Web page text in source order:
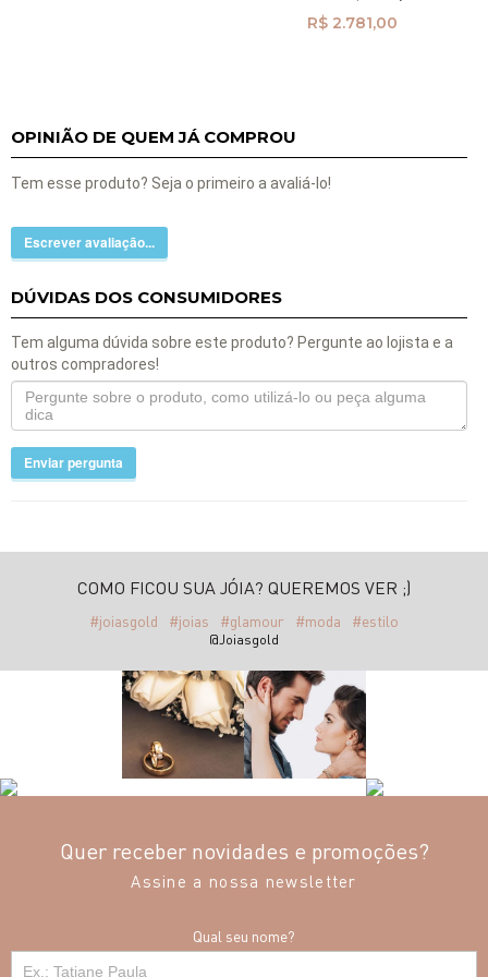
R$ 2.781,00
OPINIÃO DE QUEM JÁ COMPROU
Tem esse produto? Seja o primeiro a avaliá-lo!
Escrever avaliação...
DÚVIDAS DOS CONSUMIDORES
Tem alguma dúvida sobre este produto? Pergunte ao lojista e a
outros compradores!
Enviar pergunta
COMO FICOU SUA JÓIA? QUEREMOS VER ;)
#joiasgold #joias #glamour #moda #estilo
@Joiasgold
Quer receber novidades e promoções?
Assine a nossa newsletter
Qual seu nome?